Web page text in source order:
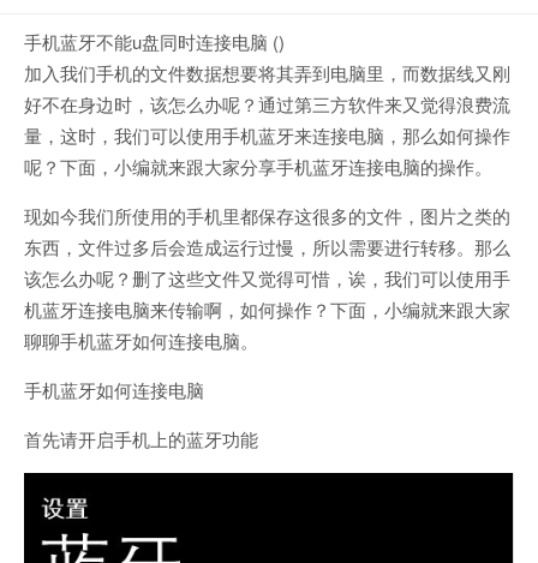
手机蓝牙不能u盘同时连接电脑 ()
加入我们手机的文件数据想要将其弄到电脑里，而数据线又刚
好不在身边时，该怎么办呢？通过第三方软件来又觉得浪费流
量，这时，我们可以使用手机蓝牙来连接电脑，那么如何操作
呢？下面，小编就来跟大家分享手机蓝牙连接电脑的操作。
现如今我们所使用的手机里都保存这很多的文件，图片之类的
东西，文件过多后会造成运行过慢，所以需要进行转移。那么
该怎么办呢？删了这些文件又觉得可惜，诶，我们可以使用手
机蓝牙连接电脑来传输啊，如何操作？下面，小编就来跟大家
聊聊手机蓝牙如何连接电脑。
手机蓝牙如何连接电脑
首先请开启手机上的蓝牙功能